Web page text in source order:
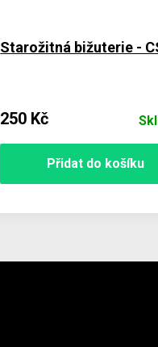
Starožitná bižuterie -
250 Kč
Přidat do košíku